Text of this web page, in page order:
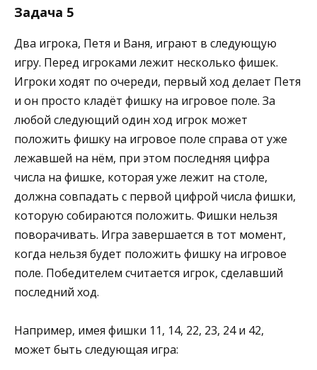
Задача 5
Два игрока, Петя и Ваня, играют в следующую
игру. Перед игроками лежит несколько фишек.
Игроки ходят по очереди, первый ход делает Петя
и он просто кладёт фишку на игровое поле. За
любой следующий один ход игрок может
положить фишку на игровое поле справа от уже
лежавшей на нём, при этом последняя цифра
числа на фишке, которая уже лежит на столе,
должна совпадать с первой цифрой числа фишки,
которую собираются положить. Фишки нельзя
поворачивать. Игра завершается в тот момент,
когда нельзя будет положить фишку на игровое
поле. Победителем считается игрок, сделавший
последний ход.
Например, имея фишки 11, 14, 22, 23, 24 и 42,
может быть следующая игра: